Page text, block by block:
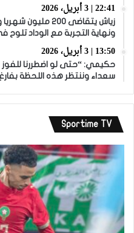
22:41 | 3 أبريل، 2026
ونهاية التجربة مع الوداد تلوح
13:50 | 3 أبريل، 2026
حكيمي: “حتى لو اضطررنا
سعداء وننتظر هذه اللحظة بفارغ
Sportime TV